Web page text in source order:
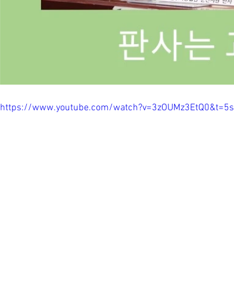
https://www.youtube.com/watch?v=3zOUMz3EtQ0&t=5s